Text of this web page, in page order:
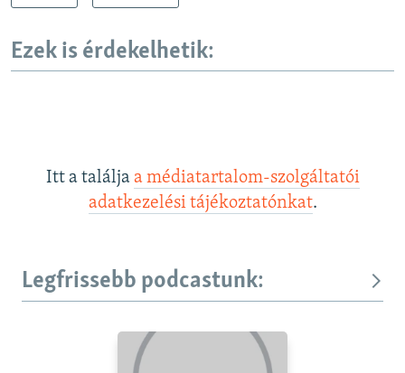
Ezek is érdekelhetik:
Itt a találja a médiatartalom-szolgáltatói
adatkezelési tájékoztatónkat.
Legfrissebb podcastunk: